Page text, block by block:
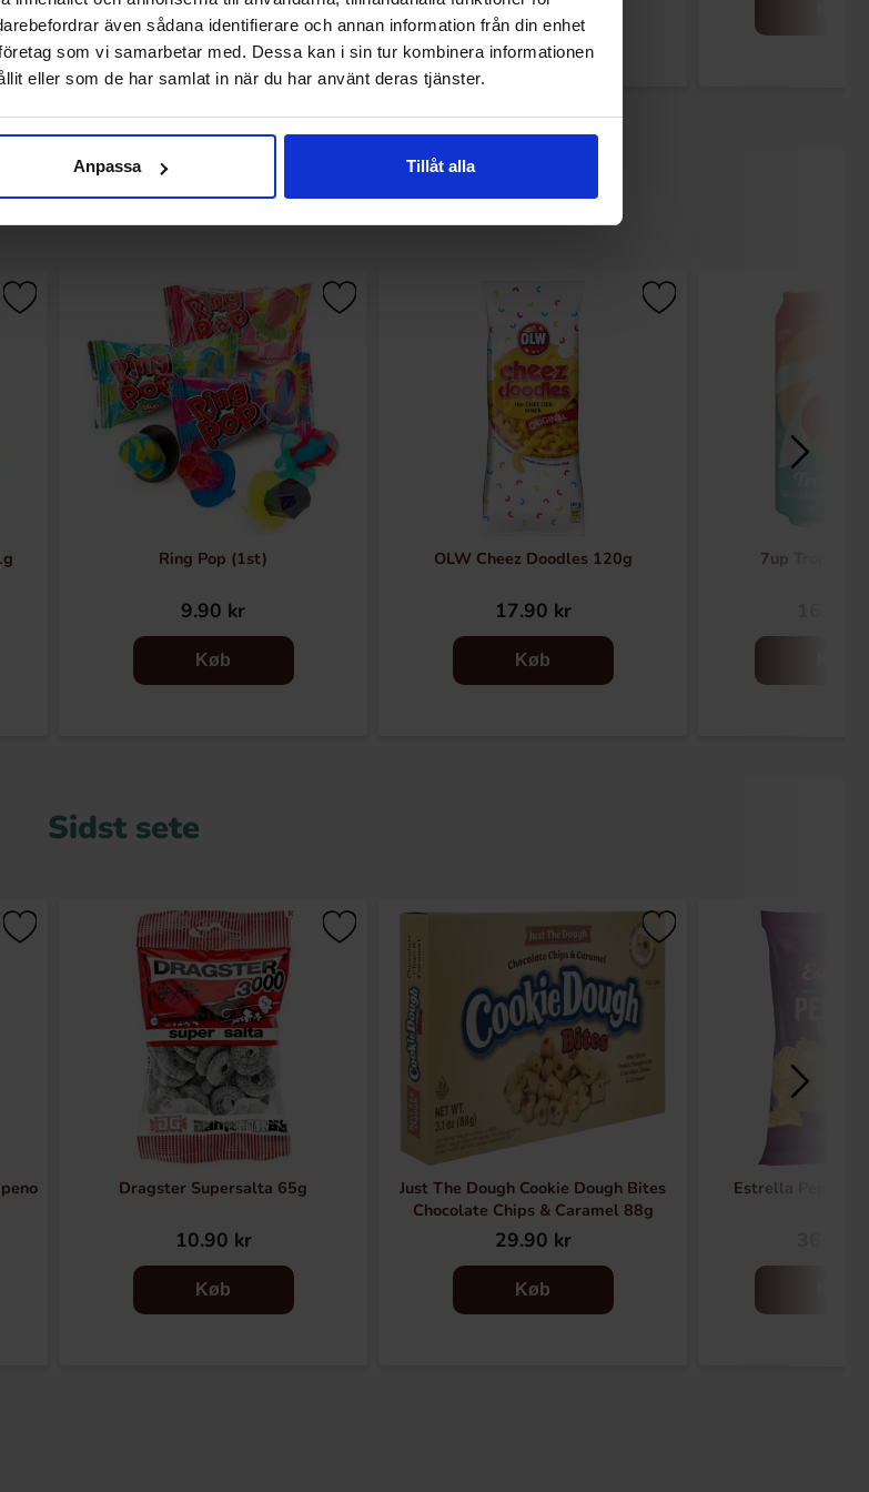
även sådana identifierare och annan information från din enhet
som vi samarbetar med. Dessa kan i sin tur kombinera informationen
eller som de har samlat in när du har använt deras tjänster.
Anpassa Tillåt alla
Køb Køb
kunne lide
Ring Pop (1st)
9.90 kr
Køb
OLW Cheez Doodles 120g
17.90 kr
Køb
7up Tropical
Sidst sete
Dragster Supersalta 65g
10.90 kr
Køb
Just The Dough Cookie Dough Bites
Chocolate Chips & Caramel 88g
29.90 kr
Køb
Estrella